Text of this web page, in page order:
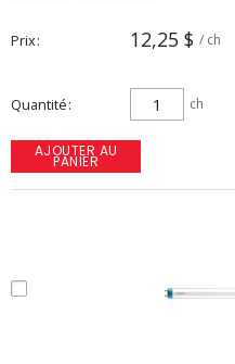
Prix 12,25 $ / ch
Quantité ch
AJOUTER AU
PANIER